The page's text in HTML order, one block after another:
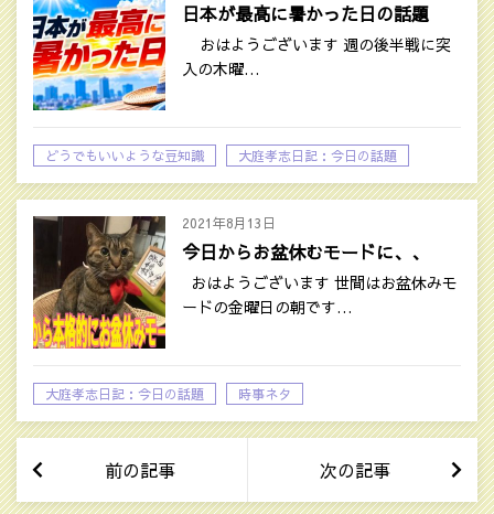
日本が最高に暑かった日の話題
おはようございます 週の後半戦に突
入の木曜…
どうでもいいような豆知識 大庭孝志日記：今日の話題
2021年8月13日
今日からお盆休むモードに、、
おはようございます 世間はお盆休みモ
ードの金曜日の朝です…
大庭孝志日記：今日の話題 時事ネタ
前の記事 次の記事